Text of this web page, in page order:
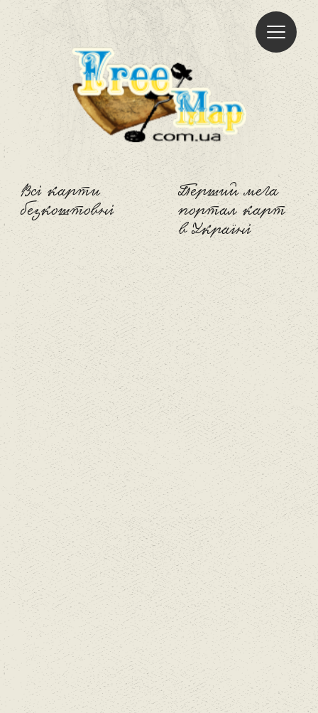
Всі карти
безкоштовні
Freemap
Перший мега
портал карт
в Україні